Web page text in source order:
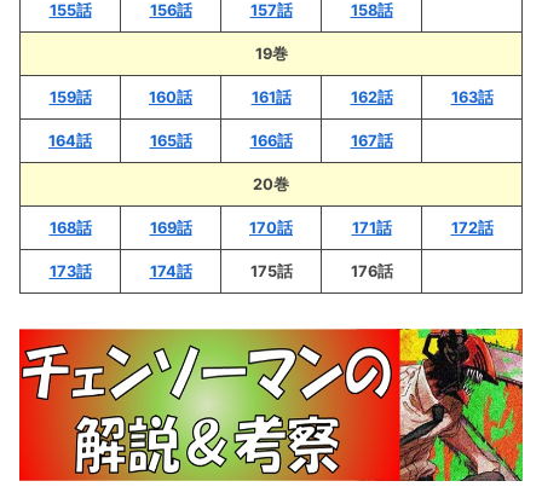
155話 156話 157話 158話
19巻
159話 160話 161話 162話 163話
164話 165話 166話 167話
20巻
168話 169話 170話 171話 172話
173話 174話 175話 176話